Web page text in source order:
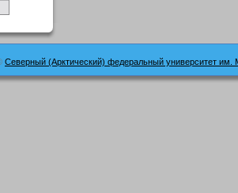
Северный (Арктический) федеральный университет